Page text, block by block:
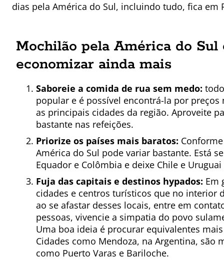
dias pela América do Sul, incluindo tudo, fica em
Mochilão pela América do
economizar ainda mais
Saboreie a comida de rua sem medo:
popular e é possível encontrá-la por
as principais cidades da região. Aproveite
bastante nas refeições.
Priorize os países mais baratos:
América do Sul pode variar bastante. Está
Equador e Colômbia e deixe Chile e
Fuja das capitais e destinos hypados: Em
cidades e centros turísticos que no interior
ao se afastar desses locais, entre em
pessoas, vivencie a simpatia do povo
Uma boa ideia é procurar equivalentes
Cidades como Mendoza, na Argentina,
como Puerto Varas e Bariloche.